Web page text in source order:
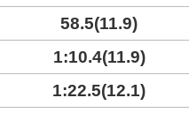
58.5(11.9)
1:10.4(11.9)
1:22.5(12.1)